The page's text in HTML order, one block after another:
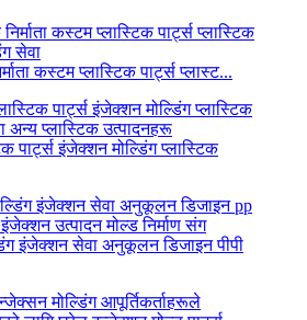
कस्टम प्लास्टिक पार्ट्स प्लास्ट...
पार्ट्स इंजेक्शन मोल्डिंग प्लास्टिक
इंजेक्शन सेवा अनुकूलन डिजाइन पीपी